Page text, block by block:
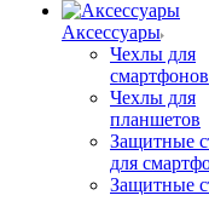
Аксессуары
Чехлы для
смартфонов
Чехлы для
планшетов
Защитные
для
Защитные